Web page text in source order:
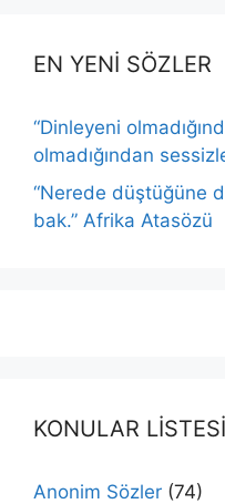
EN YENİ SÖZLER
“Dinleyeni
olmadığından
“Nerede düştüğüne
bak.” Afrika Atasözü
KONULAR LİSTESİ
Anonim Sözler (74)